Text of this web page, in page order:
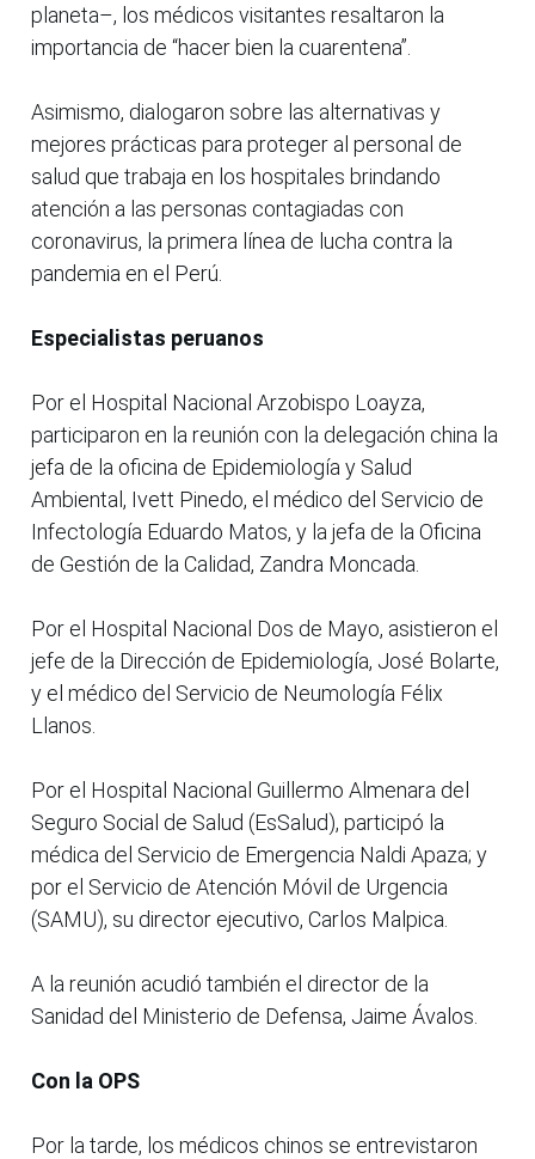
planeta–, los médicos visitantes resaltaron la
importancia de “hacer bien la cuarentena”.
Asimismo, dialogaron sobre las alternativas y
mejores prácticas para proteger al personal de
salud que trabaja en los hospitales brindando
atención a las personas contagiadas con
coronavirus, la primera línea de lucha contra la
pandemia en el Perú.
Especialistas peruanos
Por el Hospital Nacional Arzobispo Loayza,
participaron en la reunión con la delegación china la
jefa de la oficina de Epidemiología y Salud
Ambiental, Ivett Pinedo, el médico del Servicio de
Infectología Eduardo Matos, y la jefa de la Oficina
de Gestión de la Calidad, Zandra Moncada.
Por el Hospital Nacional Dos de Mayo, asistieron el
jefe de la Dirección de Epidemiología, José Bolarte,
y el médico del Servicio de Neumología Félix
Llanos.
Por el Hospital Nacional Guillermo Almenara del
Seguro Social de Salud (EsSalud), participó la
médica del Servicio de Emergencia Naldi Apaza; y
por el Servicio de Atención Móvil de Urgencia
(SAMU), su director ejecutivo, Carlos Malpica.
A la reunión acudió también el director de la
Sanidad del Ministerio de Defensa, Jaime Ávalos.
Con la OPS
Por la tarde, los médicos chinos se entrevistaron